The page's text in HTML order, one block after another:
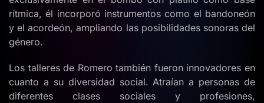
rítmica, él incorporó instrumentos como el bandoneón
y el acordeón, ampliando las posibilidades sonoras del
género.
Los talleres de Romero también fueron innovadores en
cuanto a su diversidad social. Atraían a personas de
diferentes clases sociales y profesiones,